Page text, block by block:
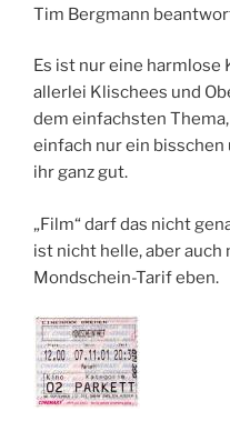
Tim Bergmann
Es ist nur eine harmlose
allerlei Klischees und
dem einfachsten
einfach nur ein
ihr ganz gut.
„Film“ darf das nicht
ist nicht helle, aber auch
Mondschein-Tarif eben.